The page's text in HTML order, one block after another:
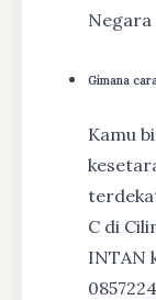
Negara
Gimana
Kamu
C di
INTAN